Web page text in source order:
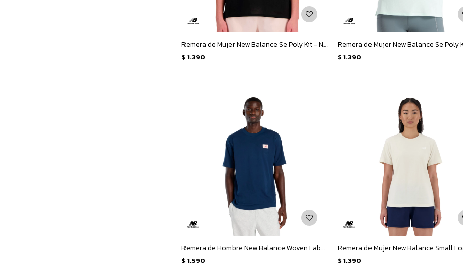
Remera de Mujer New Balance Se Poly Kit - Negro
$ 1.390 $ 1.390
Remera de Hombre New Balance Woven Label - Azul - Marino
$ 1.590 $ 1.390